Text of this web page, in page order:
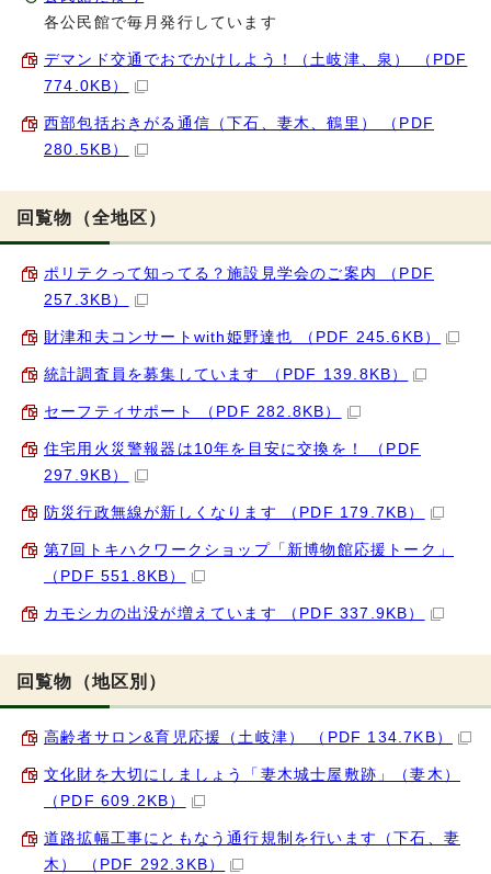
各公民館で毎月発行しています
デマンド交通でおでかけしよう！（土岐津、泉） （PDF
774.0KB）
西部包括おきがる通信（下石、妻木、鶴里） （PDF
280.5KB）
回覧物（全地区）
ポリテクって知ってる？施設見学会のご案内 （PDF
257.3KB）
財津和夫コンサートwith姫野達也 （PDF 245.6KB）
統計調査員を募集しています （PDF 139.8KB）
セーフティサポート （PDF 282.8KB）
住宅用火災警報器は10年を目安に交換を！ （PDF
297.9KB）
防災行政無線が新しくなります （PDF 179.7KB）
第7回トキハクワークショップ「新博物館応援トーク」
（PDF 551.8KB）
カモシカの出没が増えています （PDF 337.9KB）
回覧物（地区別）
高齢者サロン&育児応援（土岐津） （PDF 134.7KB）
文化財を大切にしましょう「妻木城士屋敷跡」（妻木）
（PDF 609.2KB）
道路拡幅工事にともなう通行規制を行います（下石、妻
木） （PDF 292.3KB）